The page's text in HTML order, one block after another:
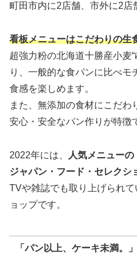
町田市内に2店舗、市外に2店
看板メニューはこだわりの生
超強力粉の北海道十勝産小麦
り、一般的な食パンに比べモ
食感を楽しめます。
また、無添加の食材にこだわ
安心・安全なパン作りが特徴
2022年には、
人気メニューの
ジャパン・フード・セレクシ
TVや雑誌でも取り上げられ
ョップです。
「パン以上、ケーキ未満。